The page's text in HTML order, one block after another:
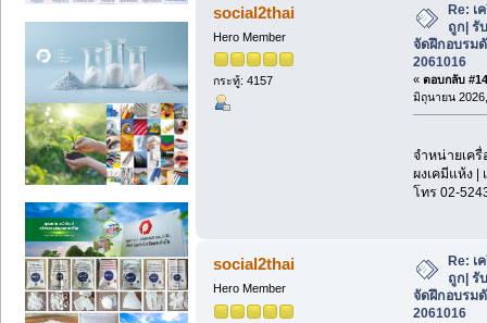
social2thai
Hero Member
กระทู้: 4157
Re: เ
ถูก| รั
จัดฝึกอบรมดั
2061016
« ตอบกลับ
มิถุนายน
จำหน่ายเครื่
ผงเคมีแห้ง |
โทร 02-
social2thai
Hero Member
Re: เ
ถูก| รั
จัดฝึกอบรมดั
2061016